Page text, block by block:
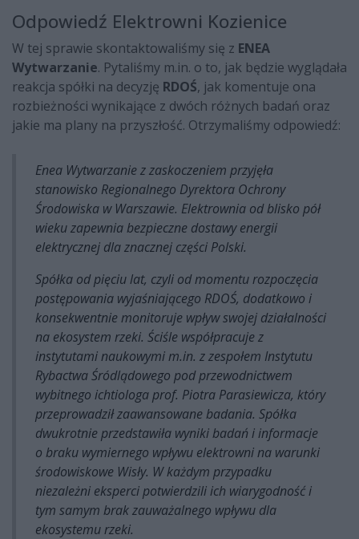
Odpowiedź Elektrowni Kozienice
W tej sprawie skontaktowaliśmy się z ENEA
Wytwarzanie. Pytaliśmy m.in. o to, jak będzie wyglądała
reakcja spółki na decyzję RDOŚ, jak komentuje ona
rozbieżności wynikające z dwóch różnych badań oraz
jakie ma plany na przyszłość. Otrzymaliśmy odpowiedź:
Enea Wytwarzanie z zaskoczeniem przyjęła
stanowisko Regionalnego Dyrektora Ochrony
Środowiska w Warszawie. Elektrownia od blisko pół
wieku zapewnia bezpieczne dostawy energii
elektrycznej dla znacznej części Polski.
Spółka od pięciu lat, czyli od momentu rozpoczęcia
postępowania wyjaśniającego RDOŚ, dodatkowo i
konsekwentnie monitoruje wpływ swojej działalności
na ekosystem rzeki. Ściśle współpracuje z
instytutami naukowymi m.in. z zespołem Instytutu
Rybactwa Śródlądowego pod przewodnictwem
wybitnego ichtiologa prof. Piotra Parasiewicza, który
przeprowadził zaawansowane badania. Spółka
dwukrotnie przedstawiła wyniki badań i informacje
o braku wymiernego wpływu elektrowni na warunki
środowiskowe Wisły. W każdym przypadku
niezależni eksperci potwierdzili ich wiarygodność i
tym samym brak zauważalnego wpływu dla
ekosystemu rzeki.